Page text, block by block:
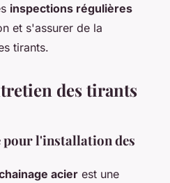
inspections régulières
et s'assurer de la
tirants.
des tirants
pour l'installation des
acier est une